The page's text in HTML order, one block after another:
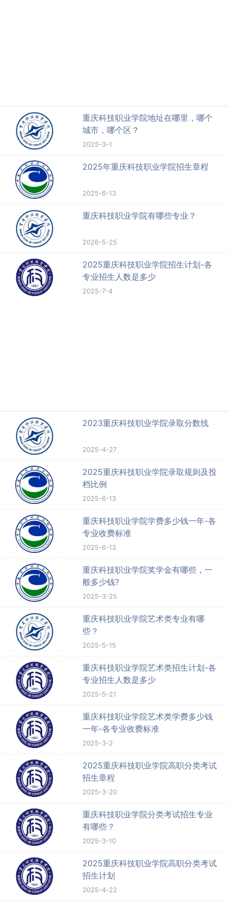
重庆科技职业学院地址在哪里，哪个
城市，哪个区？
2025-3-1
2025年重庆科技职业学院招生章程
2025-6-13
重庆科技职业学院有哪些专业？
2026-5-25
2025重庆科技职业学院招生计划-各
专业招生人数是多少
2025-7-4
2023重庆科技职业学院录取分数线
2025-4-27
2025重庆科技职业学院录取规则及投
档比例
2025-6-13
重庆科技职业学院学费多少钱一年-各
专业收费标准
2025-6-13
重庆科技职业学院奖学金有哪些，一
般多少钱?
2025-3-25
重庆科技职业学院艺术类专业有哪
些？
2025-5-15
重庆科技职业学院艺术类招生计划-各
专业招生人数是多少
2025-5-21
重庆科技职业学院艺术类学费多少钱
一年-各专业收费标准
2025-3-2
2025重庆科技职业学院高职分类考试
招生章程
2025-3-20
重庆科技职业学院分类考试招生专业
有哪些？
2025-3-10
2025重庆科技职业学院高职分类考试
招生计划
2025-4-22